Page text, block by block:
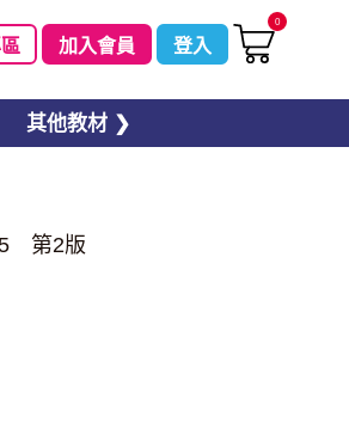
加入會員 登入
0
其他教材 ❯
第2版